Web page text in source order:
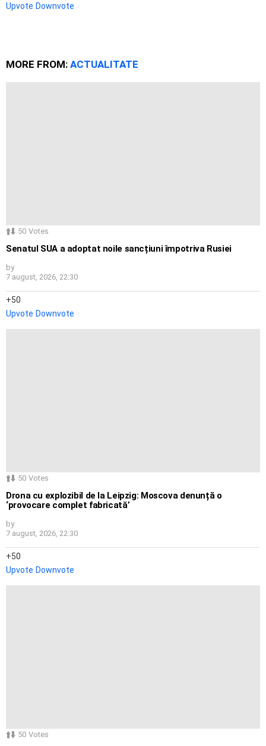
Upvote Downvote
MORE FROM: ACTUALITATE
50 Votes
Senatul SUA a adoptat noile sancțiuni împotriva Rusiei
by
7 august, 2026, 22:30
50
Upvote Downvote
50 Votes
Drona cu explozibil de la Leipzig: Moscova denunță o
‘provocare complet fabricată’
by
7 august, 2026, 22:30
50
Upvote Downvote
50 Votes